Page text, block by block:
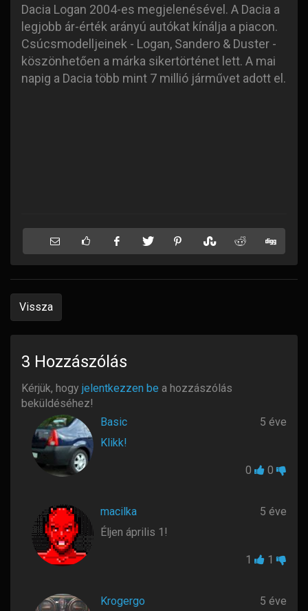
Dacia Logan 2004-es megjelenésével. A Dacia a
legjobb ár-érték arányú autókat kínálja a piacon.
Csúcsmodelljeinek - Logan, Sandero & Duster -
köszönhetően a márka sikertörténet lett. A mai
napig a Dacia több mint 7 millió járművet adott el.
Vissza
3 Hozzászólás
Kérjük, hogy jelentkezzen be a hozzászólás
beküldéséhez!
Basic
5 éve
Klikk!
0 0
macilka
5 éve
Éljen április 1!
1 1
Krogergo 5 éve